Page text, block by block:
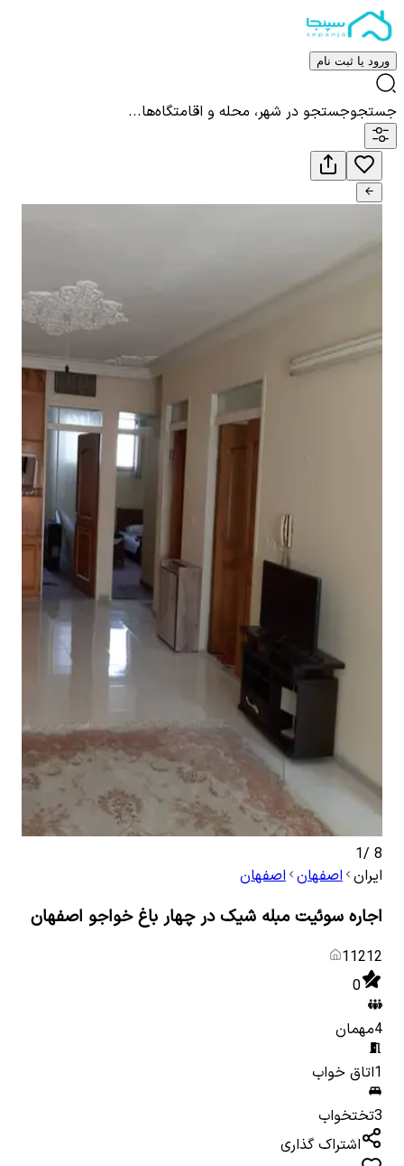
ورود یا ثبت نام
جستجوجستجو در شهر، محله و اقامتگاه‌ها...
8
/
1
ایران اصفهان اصفهان
اجاره سوئیت مبله شیک در چهار باغ خواجو اصفهان
11212
0
4مهمان
1اتاق خواب
3تختخواب
اشتراک گذاری